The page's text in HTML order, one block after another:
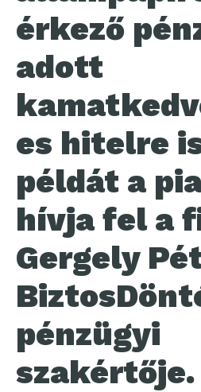
érkező
adott
es hitelre
példát a
hívja fel a
Gergely
pénzügyi
szakértője.